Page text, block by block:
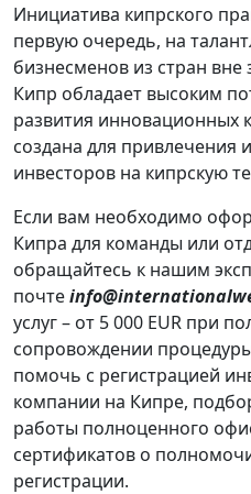
Инициатива кипрского
первую очередь, на
бизнесменов из стран
Кипр обладает высоким
развития инновационных
создана для привлечения
инвесторов на кипрскую
Если вам необходимо
Кипра для команды или
обращайтесь к нашим
почте
услуг – от 5 000 EUR при
сопровождении
помочь с регистрацией
компании на Кипре,
работы полноценного
сертификатов о
регистрации.